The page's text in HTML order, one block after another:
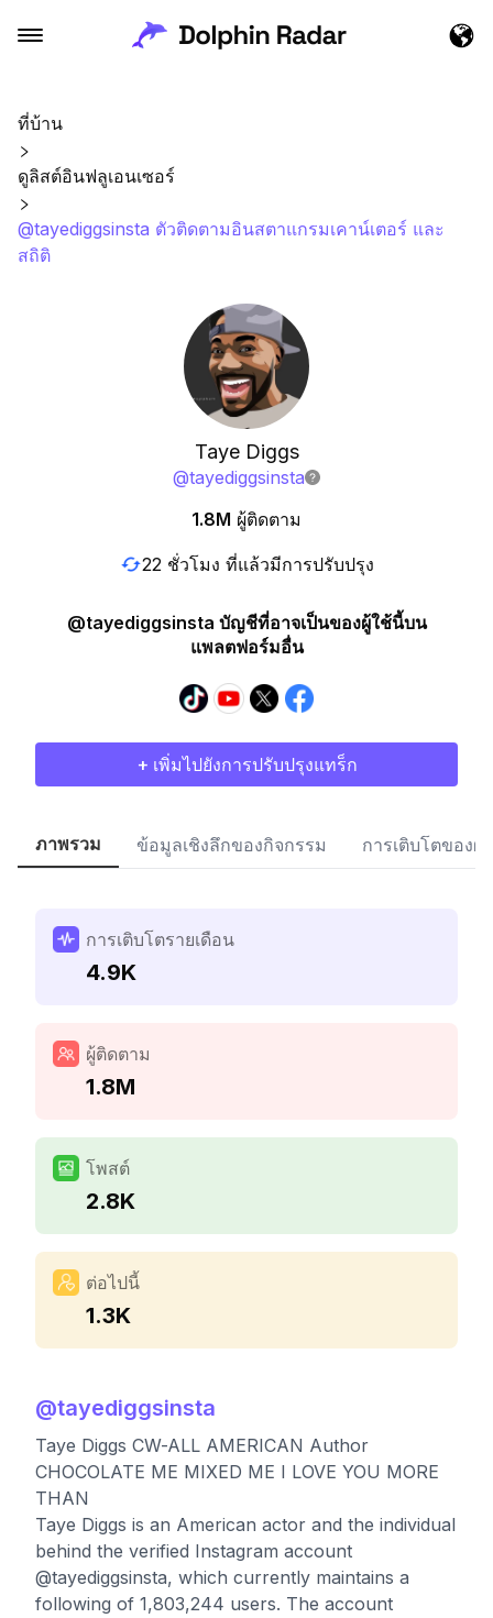
ที่บ้าน
ดูลิสต์อินฟลูเอนเซอร์
@tayediggsinsta ตัวติดตามอินสตาแกรมเคาน์เตอร์ และ
สถิติ
Taye Diggs
@tayediggsinsta
1.8M ผู้ติดตาม
22 ชั่วโมง ที่แล้วมีการปรับปรุง
@tayediggsinsta บัญชีที่อาจเป็นของผู้ใช้นี้บน
แพลตฟอร์มอื่น
+ เพิ่มไปยังการปรับปรุงแทร็ก
ภาพรวม ข้อมูลเชิงลึกของกิจกรรม การเติบโตของผู้
การเติบโตรายเดือน
4.9K
ผู้ติดตาม
1.8M
โพสต์
2.8K
ต่อไปนี้
1.3K
@tayediggsinsta
Taye Diggs CW-ALL AMERICAN Author
CHOCOLATE ME MIXED ME I LOVE YOU MORE
THAN
Taye Diggs is an American actor and the individual
behind the verified Instagram account
@tayediggsinsta, which currently maintains a
following of 1,803,244 users. The account